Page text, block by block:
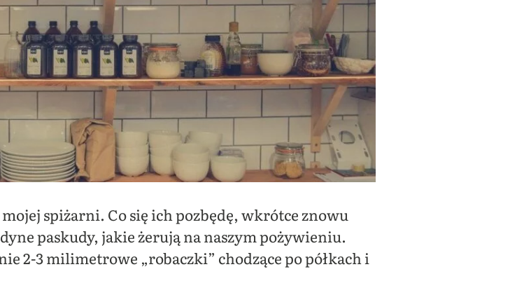
spiżarni. Co się ich pozbędę, wkrótce znowu
paskudy, jakie żerują na naszym pożywieniu.
2-3 milimetrowe „robaczki” chodzące po półkach i